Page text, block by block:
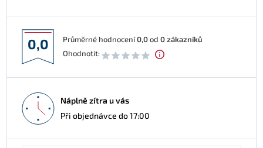
0,0 Průměrné hodnocení0,0od 0zákazníků
Ohodnotit:
Náplně zítra u vás
Při objednávce do 17:00